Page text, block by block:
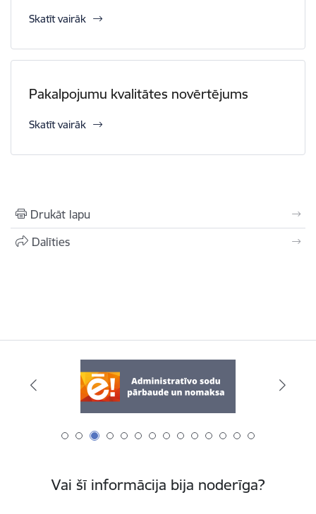
Skatīt vairāk
Pakalpojumu kvalitātes novērtējums
Skatīt vairāk
Drukāt lapu
Dalīties
Vai šī informācija bija noderīga?